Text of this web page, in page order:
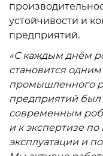
устойчивости и
предприятий.
«С каждым днём
становится
промышленного
предприятий был
современным
и к экспертизе
эксплуатации и